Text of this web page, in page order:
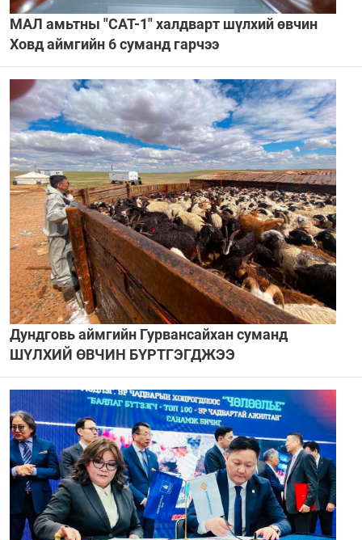
МАЛ амьтны "САТ-1" халдварт шүлхий өвчин
Ховд аймгийн 6 суманд гарчээ
Дундговь аймгийн Гурвансайхан суманд
ШҮЛХИЙ ӨВЧИН БҮРТГЭГДЖЭЭ